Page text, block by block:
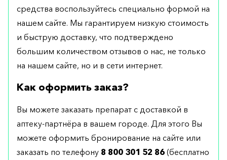
средства воспользуйтесь специально формой на
нашем сайте. Мы гарантируем низкую стоимость
и быструю доставку, что подтверждено
большим количеством отзывов о нас, не только
на нашем сайте, но и в сети интернет.
Как оформить заказ?
Вы можете заказать препарат с доставкой в
аптеку-партнёра в вашем городе. Для этого Вы
можете оформить бронирование на сайте или
заказать по телефону 8 800 301 52 86 (бесплатно